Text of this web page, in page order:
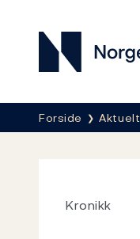
Norges
Her er du
Forside Aktuelt
Kronikk